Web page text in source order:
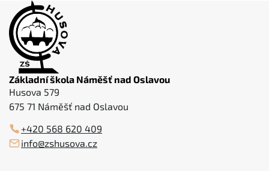
Základní škola Náměšť nad Oslavou
Husova 579
675 71 Náměšť nad Oslavou
+420 568 620 409
info@zshusova.cz